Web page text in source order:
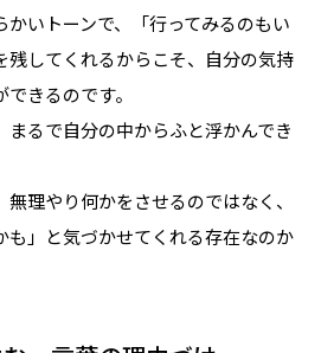
いトーンで、「行ってみるのもい
残してくれるからこそ、自分の気持
きるのです。
まるで自分の中からふと浮かんでき
理やり何かをさせるのではなく、
も」と気づかせてくれる存在なのか